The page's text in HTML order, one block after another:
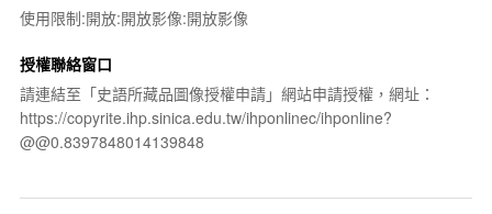
使用限制:開放:開放影像:開放影像
授權聯絡窗口
請連結至「史語所藏品圖像授權申請」網站申請授權，網址：
https://copyrite.ihp.sinica.edu.tw/ihponlinec/ihponline?
@@0.8397848014139848